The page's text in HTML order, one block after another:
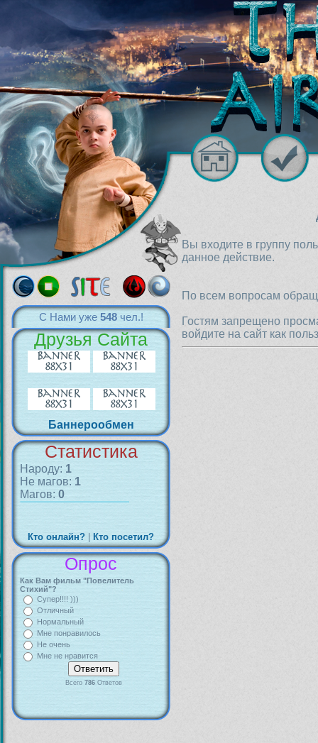
С Нами уже 548чел.!
Друзья Сайта
Баннерообмен
Статистика
Народу: 1
Не магов: 1
Магов: 0
Кто онлайн? Кто посетил?
Опрос
Как Вам фильм "Повелитель
Стихий"?
Супер!!!! )))
Отличный
Нормальный
Мне понравилось
Не очень
Мне не нравится
Всего 786Ответов
Вы входите в группу
данное действие.
По всем вопросам
Гостям запрещено
войдите на сайт как